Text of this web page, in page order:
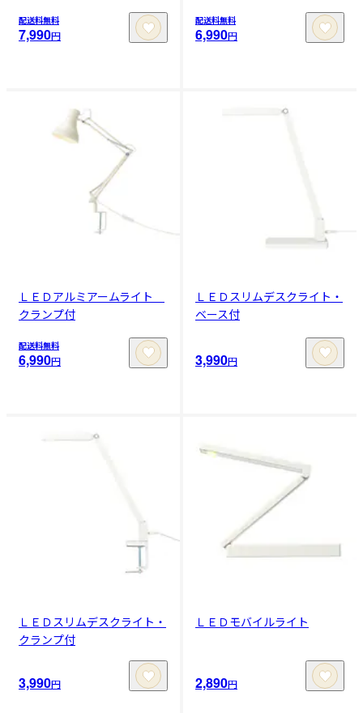
配送料無料
7,990円
配送料無料
6,990円
ＬＥＤアルミアームライト
クランプ付
配送料無料
6,990円
ＬＥＤスリムデスクライト・
ベース付
3,990円
ＬＥＤスリムデスクライト・
クランプ付
3,990円
ＬＥＤモバイルライト
2,890円